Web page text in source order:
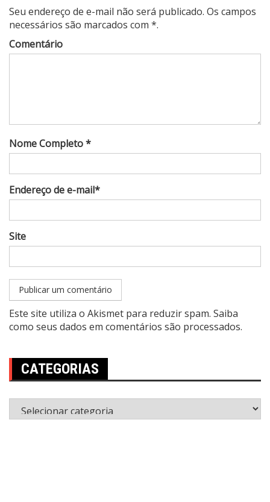
Seu endereço de e-mail não será publicado. Os campos
necessários são marcados com *.
Comentário
Nome Completo *
Endereço de e-mail*
Site
Este site utiliza o Akismet para reduzir spam. Saiba
como seus dados em comentários são processados.
CATEGORIAS
Categorias